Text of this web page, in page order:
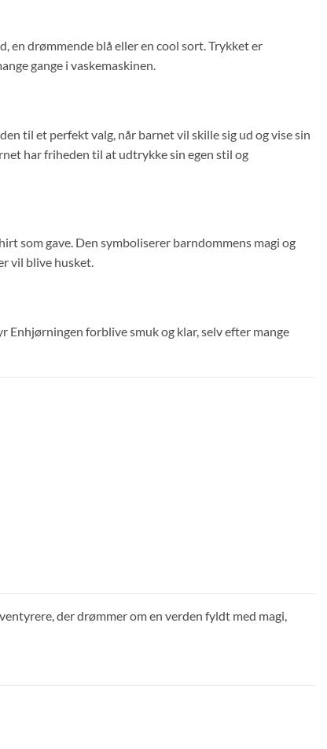
en drømmende blå eller en cool sort. Trykket er
gange i vaskemaskinen.
til et perfekt valg, når barnet vil skille sig ud og vise sin
har friheden til at udtrykke sin egen stil og
som gave. Den symboliserer barndommens magi og
vil blive husket.
forblive smuk og klar, selv efter mange
der drømmer om en verden fyldt med magi,